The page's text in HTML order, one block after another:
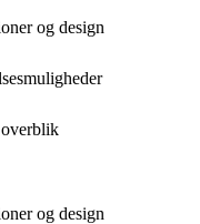
og design
og design